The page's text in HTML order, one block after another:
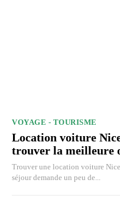
VOYAGE - TOURISME
Location voiture
trouver la meilleure
Trouver une location voiture
séjour demande un peu de...